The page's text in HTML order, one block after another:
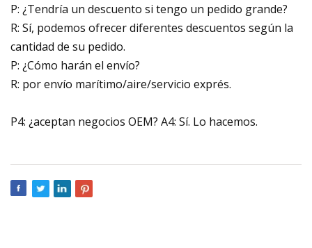
P: ¿Tendría un descuento si tengo un pedido grande?
R: Sí, podemos ofrecer diferentes descuentos según la
cantidad de su pedido.
P: ¿Cómo harán el envío?
R: por envío marítimo/aire/servicio exprés.
P4: ¿aceptan negocios OEM? A4: Sí. Lo hacemos.